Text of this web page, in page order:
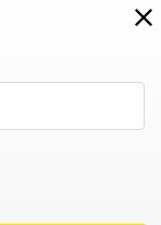
0